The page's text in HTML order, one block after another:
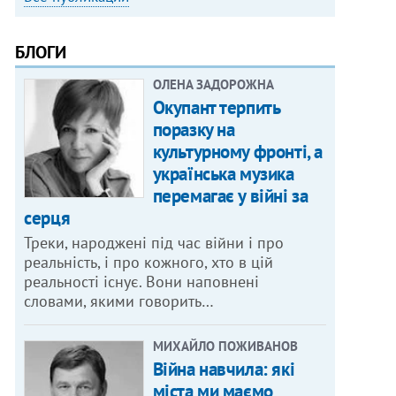
БЛОГИ
ОЛЕНА ЗАДОРОЖНА
Окупант терпить
поразку на
культурному фронті, а
українська музика
перемагає у війні за
серця
Треки, народжені під час війни і про
реальність, і про кожного, хто в цій
реальності існує. Вони наповнені
словами, якими говорить…
МИХАЙЛО ПОЖИВАНОВ
Війна навчила: які
міста ми маємо